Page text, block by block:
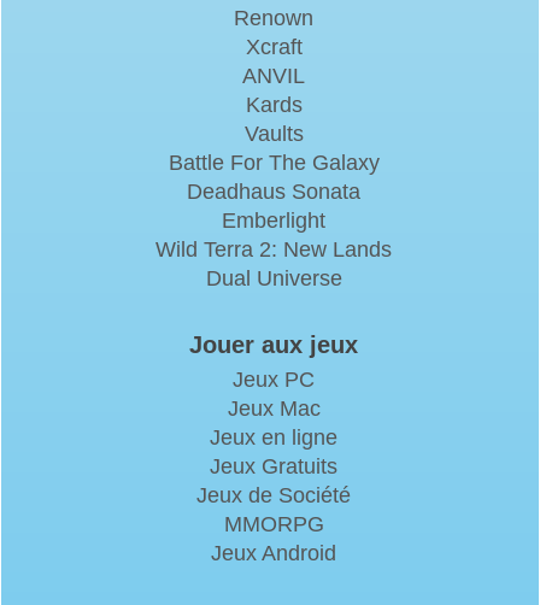
Renown
Xcraft
ANVIL
Kards
Vaults
Battle For The Galaxy
Deadhaus Sonata
Emberlight
Wild Terra 2: New Lands
Dual Universe
Jouer aux jeux
Jeux PC
Jeux Mac
Jeux en ligne
Jeux Gratuits
Jeux de Société
MMORPG
Jeux Android